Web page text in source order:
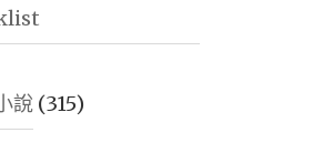
說(315)